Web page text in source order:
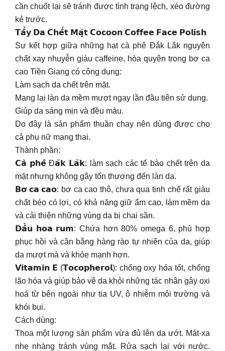
cần chuốt lại sẽ tránh được tình trạng lệch, xéo đường
kẻ trước.
𝗧𝗮̂̉𝘆 𝗗𝗮 𝗖𝗵𝗲̂́𝘁 𝗠𝗮̣̆𝘁 𝗖𝗼𝗰𝗼𝗼𝗻 𝗖𝗼𝗳𝗳𝗲𝗲 𝗙𝗮𝗰𝗲 𝗣𝗼𝗹𝗶𝘀𝗵
Sự kết hợp giữa những hạt cà phê Đắk Lắk nguyên
chất xay nhuyễn giàu caffeine, hòa quyện trong bơ ca
cao Tiền Giang có công dụng:
Làm sạch da chết trên mặt.
Mang lại làn da mềm mượt ngay lần đầu tiên sử dụng.
Giúp da sáng mịn và đều màu.
Do đây là sản phẩm thuần chay nên dùng được cho
cả phụ nữ mang thai.
Thành phần:
𝗖𝗮̀ 𝗽𝗵𝗲̂ Đ𝗮̆𝗸 𝗟𝗮̆𝗸: làm sạch các tế bào chết trên da
mặt nhưng không gây tổn thương đến làn da.
𝗕𝗼̛ 𝗰𝗮 𝗰𝗮𝗼: bơ ca cao thô, chưa qua tinh chế rất giàu
chất béo có lợi, có khả năng giữ ẩm cao, làm mềm da
và cải thiện những vùng da bị chai sần.
𝗗𝗮̂̀𝘂 𝗵𝗼𝗮 𝗿𝘂𝗺: Chứa hơn 80% omega 6, phù hợp
phục hồi và cân bằng hàng rào tự nhiên của da, giúp
da mượt mà và khỏe mạnh hơn.
𝗩𝗶𝘁𝗮𝗺𝗶𝗻 𝗘 (𝗧𝗼𝗰𝗼𝗽𝗵𝗲𝗿𝗼𝗹): chống oxy hóa tốt, chống
lão hóa và giúp bảo vệ da khỏi những tác nhân gây oxi
hoá từ bên ngoài như tia UV, ô nhiễm môi trường và
khói bụi.
Cách dùng:
Thoa một lượng sản phẩm vừa đủ lên da ướt. Mát-xa
nhẹ nhàng tránh vùng mắt. Rửa sạch lại với nước.